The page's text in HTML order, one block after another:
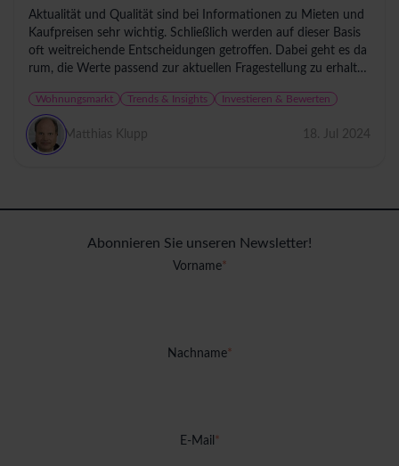
Aktualität und Qualität sind bei Informationen zu Mieten und
Kaufpreisen sehr wichtig. Schließlich werden auf dieser Basis
oft weitreichende Entscheidungen getroffen. Dabei geht es da
rum, die Werte passend zur aktuellen Fragestellung zu erhalte
Wohnungsmarkt Trends & Insights Investieren & Bewerten
Matthias Klupp 18. Jul 2024
Abonnieren Sie unseren Newsletter!
Vorname*
Nachname*
E-Mail *